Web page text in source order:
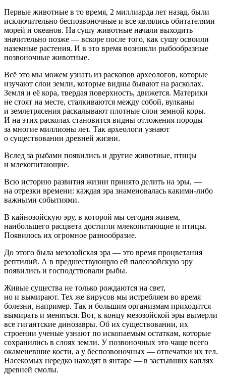
Первые животные в то время, 2 миллиарда лет назад, были
исключительно беспозвоночные и все являлись обитателями
морей и океанов. На сушу животные начали выходить
значительно позже — вскоре после того, как сушу освоили
наземные растения. И в это время возникли рыбообразные
позвоночные животные.
Всё это мы можем узнать из раскопов археологов, которые
изучают слои земли, которые видны бывают на расколах.
Земля и её кора, твердая поверхность, движется. Материки
не стоят на месте, сталкиваются между собой, вулканы
и землетрясения раскалывают плотные слои земной коры.
И на этих расколах становится видны отложения породы
за многие миллионы лет. Так археологи узнают
о существовании древней жизни.
Вслед за рыбами появились и другие животные, птицы
и млекопитающие.
Всю историю развития жизни принято делить на эры, —
на отрезки времени: каждая эра знаменовалась какими-либо
важными событиями.
В кайнозойскую эру, в которой мы сегодня живем,
наибольшего расцвета достигли млекопитающие и птицы.
Появилось их огромное разнообразие.
До этого была мезозойская эра — это время процветания
рептилий. А в предшествующую ей палеозойскую эру
появились и господствовали рыбы.
Живые существа не только рождаются на свет,
но и вымирают. Тех же вирусов мы истребляем во время
болезни, например. Так и большим организмам приходится
вымирать и меняться. Вот, к концу мезозойской эры вымерли
все гигантские динозавры. Об их существовании, их
строении ученые узнают по ископаемым остаткам, которые
сохранились в слоях земли. У позвоночных это чаще всего
окаменевшие кости, а у беспозвоночных — отпечатки их тел.
Насекомых нередко находят в янтаре — в застывших каплях
древней смолы.